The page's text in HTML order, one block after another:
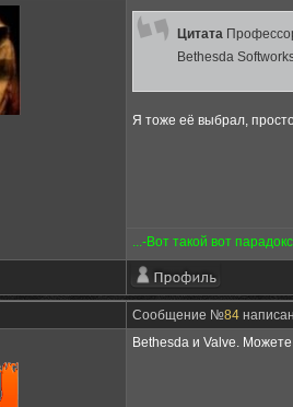
Цитата
Bethesda
Я тоже её выбрал,
...-Вот такой вот
Сообщение №84
Bethesda и Valve.